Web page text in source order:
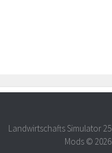
Landwirtschafts Simulator
Mods ©